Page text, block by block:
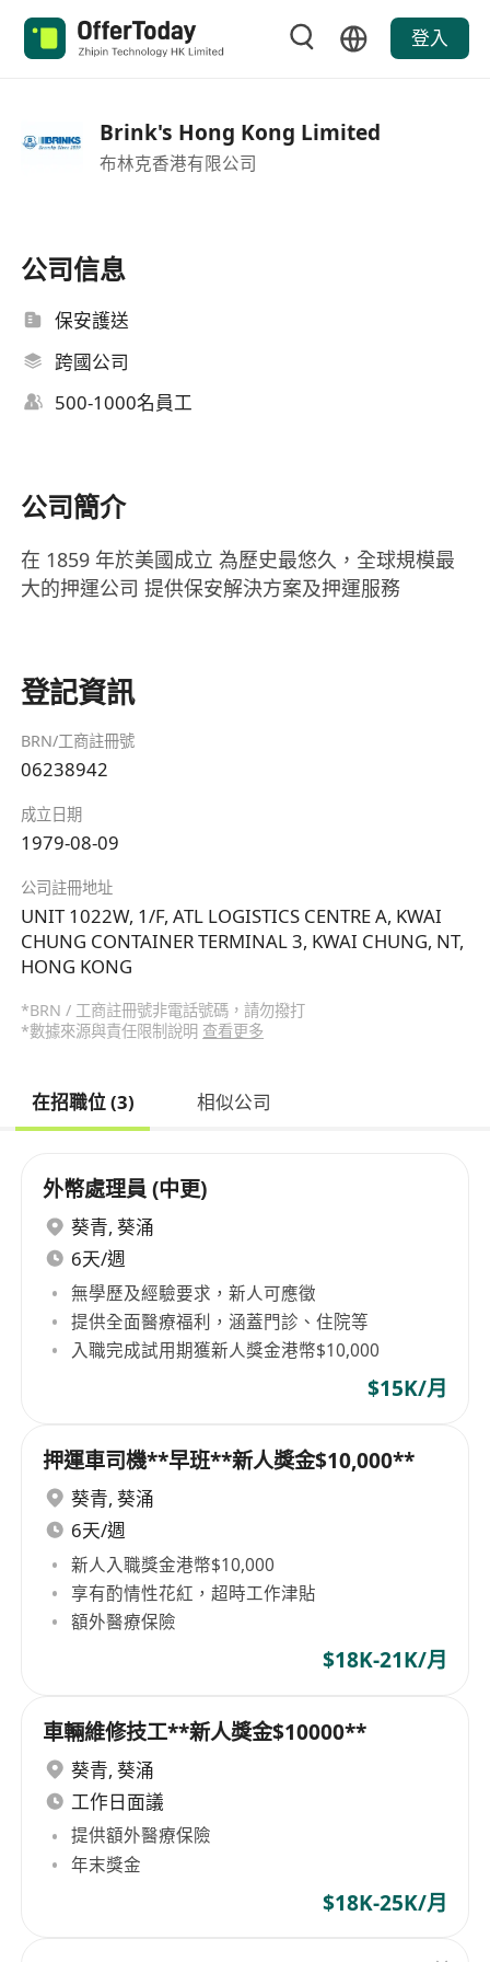
登入
Brink's Hong Kong Limited
布林克香港有限公司
公司信息
保安護送
跨國公司
500-1000名員工
公司簡介
在 1859 年於美國成立 為歷史最悠久，全球規模最
大的押運公司 提供保安解決方案及押運服務
登記資訊
BRN/工商註冊號
06238942
成立日期
1979-08-09
公司註冊地址
UNIT 1022W, 1/F, ATL LOGISTICS CENTRE A, KWAI
CHUNG CONTAINER TERMINAL 3, KWAI CHUNG, NT,
HONG KONG
*BRN / 工商註冊號非電話號碼，請勿撥打
*數據來源與責任限制說明 查看更多
在招職位 (3) 相似公司
外幣處理員 (中更)
葵青, 葵涌
6天/週
無學歷及經驗要求，新人可應徵
提供全面醫療福利，涵蓋門診、住院等
入職完成試用期獲新人獎金港幣$10,000
$15K/月
押運車司機**早班**新人獎金$10,000**
葵青, 葵涌
6天/週
新人入職獎金港幣$10,000
享有酌情性花紅，超時工作津貼
額外醫療保險
$18K-21K/月
車輛維修技工**新人獎金$10000**
葵青, 葵涌
工作日面議
提供額外醫療保險
年末獎金
$18K-25K/月